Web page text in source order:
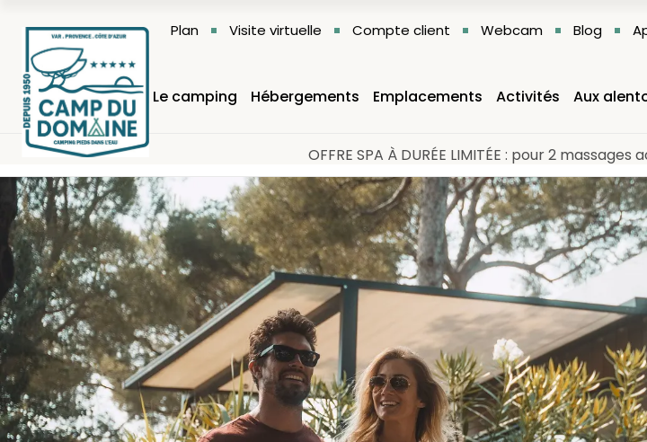
Plan Visite virtuelle Compte client Webcam Blog
Le camping Hébergements Emplacements Activités Aux
OFFRE SPA À DURÉE LIMITÉE : pour 2 massages